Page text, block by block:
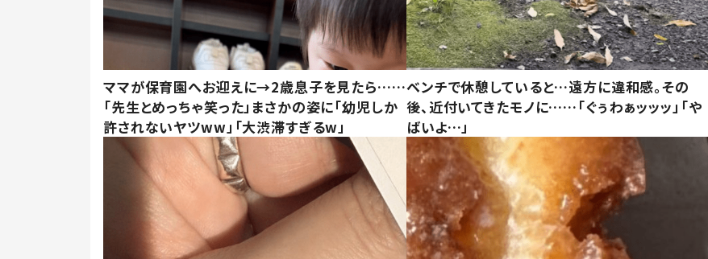
ママが保育園へお迎えに→2歳息子を見たら……
「先生とめっちゃ笑った」まさかの姿に「幼児しか
許されないヤツww」「大渋滞すぎるw」
ベンチで休憩していると…遠方に違和感。その
後、近付いてきたモノに……「ぐぅわぁッッッ」「や
ばいよ…」